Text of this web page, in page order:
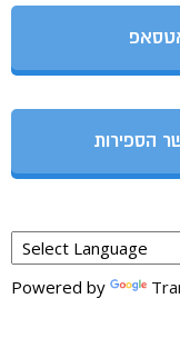
הספירות
Powered by